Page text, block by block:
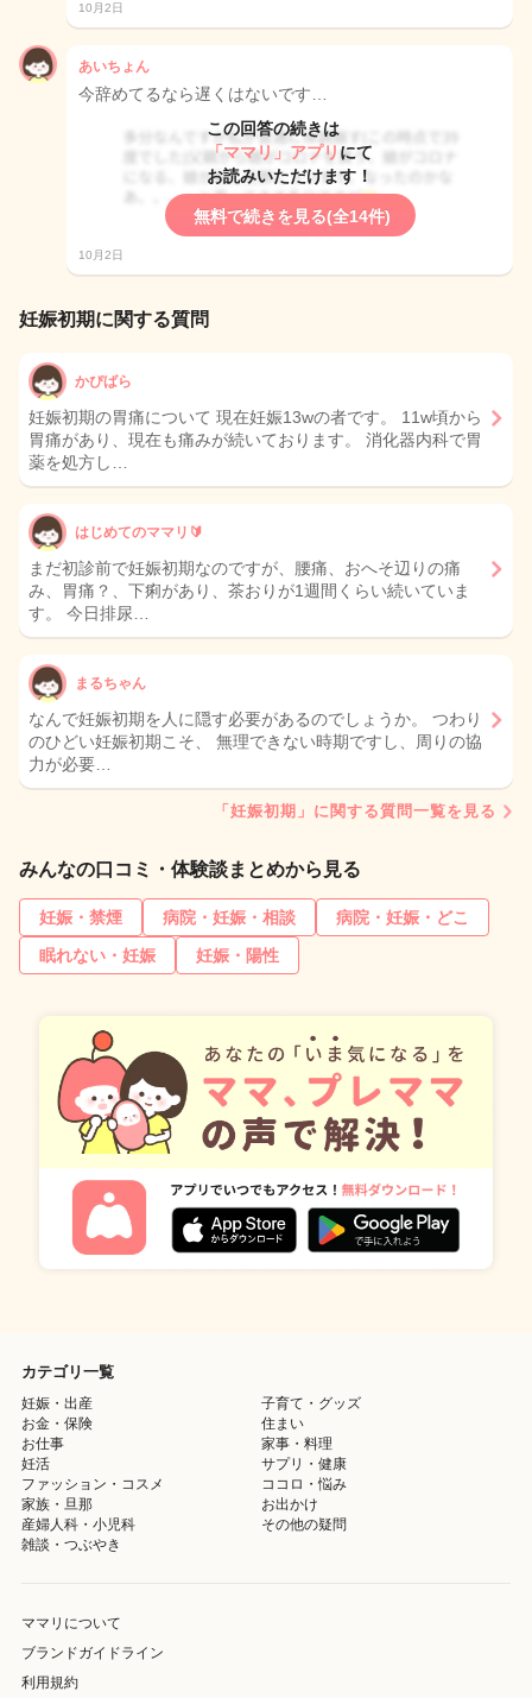
10月2日
あいちょん
今辞めてるなら遅くはないです…
この回答の続きは
「ママリ」アプリ にて
お読みいただけます！
無料で続きを見る(全14件)
10月2日
妊娠初期に関する質問
かぴばら
妊娠初期の胃痛について 現在妊娠13wの者です。 11w頃から
胃痛があり、現在も痛みが続いております。 消化器内科で胃
薬を処方し…
はじめてのママリ🔰
まだ初診前で妊娠初期なのですが、腰痛、おへそ辺りの痛
み、胃痛？、下痢があり、茶おりが1週間くらい続いていま
す。 今日排尿…
まるちゃん
なんで妊娠初期を人に隠す必要があるのでしょうか。 つわり
のひどい妊娠初期こそ、 無理できない時期ですし、周りの協
力が必要…
「妊娠初期」に関する質問一覧を見る
みんなの口コミ・体験談まとめから見る
妊娠・禁煙 病院・妊娠・相談
病院・妊娠・どこ
眠れない・妊娠
妊娠・陽性
カテゴリ一覧
妊娠・出産
子育て・グッズ
お金・保険
住まい
お仕事
家事・料理
妊活
サプリ・健康
ファッション・コスメ
ココロ・悩み
家族・旦那
お出かけ
産婦人科・小児科
その他の疑問
雑談・つぶやき
ママリについて
ブランドガイドライン
利用規約